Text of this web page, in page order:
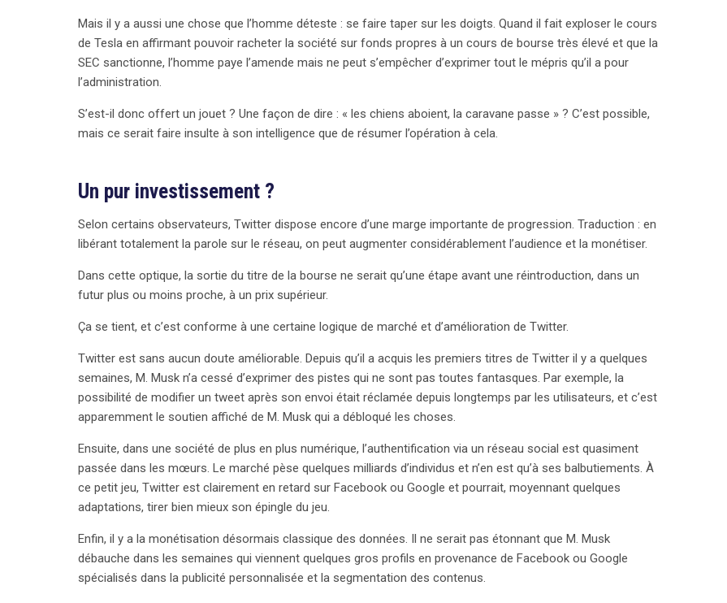
Mais il y a aussi une chose que l’homme déteste : se faire taper sur les doigts. Quand il fait exploser le cours
de Tesla en affirmant pouvoir racheter la société sur fonds propres à un cours de bourse très élevé et que la
SEC sanctionne, l’homme paye l’amende mais ne peut s’empêcher d’exprimer tout le mépris qu’il a pour
l’administration.
S’est-il donc offert un jouet ? Une façon de dire : « les chiens aboient, la caravane passe » ? C’est possible,
mais ce serait faire insulte à son intelligence que de résumer l’opération à cela.
Un pur investissement ?
Selon certains observateurs, Twitter dispose encore d’une marge importante de progression. Traduction : en
libérant totalement la parole sur le réseau, on peut augmenter considérablement l’audience et la monétiser.
Dans cette optique, la sortie du titre de la bourse ne serait qu’une étape avant une réintroduction, dans un
futur plus ou moins proche, à un prix supérieur.
Ça se tient, et c’est conforme à une certaine logique de marché et d’amélioration de Twitter.
Twitter est sans aucun doute améliorable. Depuis qu’il a acquis les premiers titres de Twitter il y a quelques
semaines, M. Musk n’a cessé d’exprimer des pistes qui ne sont pas toutes fantasques. Par exemple, la
possibilité de modifier un tweet après son envoi était réclamée depuis longtemps par les utilisateurs, et c’est
apparemment le soutien affiché de M. Musk qui a débloqué les choses.
Ensuite, dans une société de plus en plus numérique, l’authentification via un réseau social est quasiment
passée dans les mœurs. Le marché pèse quelques milliards d’individus et n’en est qu’à ses balbutiements. À
ce petit jeu, Twitter est clairement en retard sur Facebook ou Google et pourrait, moyennant quelques
adaptations, tirer bien mieux son épingle du jeu.
Enfin, il y a la monétisation désormais classique des données. Il ne serait pas étonnant que M. Musk
débauche dans les semaines qui viennent quelques gros profils en provenance de Facebook ou Google
spécialisés dans la publicité personnalisée et la segmentation des contenus.